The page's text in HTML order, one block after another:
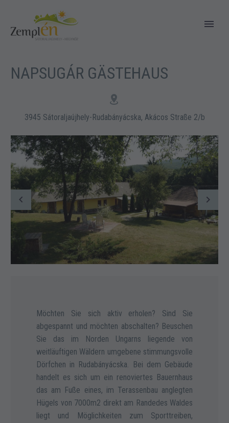
NAPSUGÁR GÄSTEHAUS


3945 Sátoraljaújhely-Rudabányácska, Akácos Straße 2/b
Möchten Sie sich aktiv erholen? Sind Sie
abgespannt und möchten abschalten? Beuschen
Sie das im Norden Ungarns liegende von
weitläuftigen Wäldern umgebene stimmungsvolle
Dörfchen in Rudabányácska. Bei dem Gebäude
handelt es sich um ein renoviertes Bauernhaus
das am Fuße eines, im Terassenbau anglegten
Hügels von 7000m2 direkt am Randedes Waldes
liegt und Möglichkeiten zum Sporttreiben,